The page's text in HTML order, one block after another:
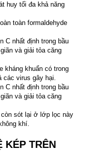
huy tối đa khả năng
toàn formaldehyde
C nhất định trong bầu
và giải tỏa căng
kháng khuẩn có trong
các virus gây hại.
C nhất định trong bầu
và giải tỏa căng
sót lại ở lớp lọc này
khí.
KÉP TRÊN